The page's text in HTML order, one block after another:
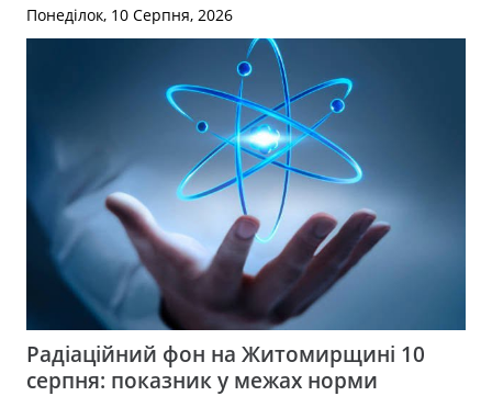
Понеділок, 10 Серпня, 2026
Радіаційний фон на Житомирщині 10
серпня: показник у межах норми